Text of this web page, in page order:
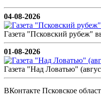
04-08-2026
Газета "Псковский рубеж"
01-08-2026
Газета "Над Ловатью"
ВКонтакте Псковское